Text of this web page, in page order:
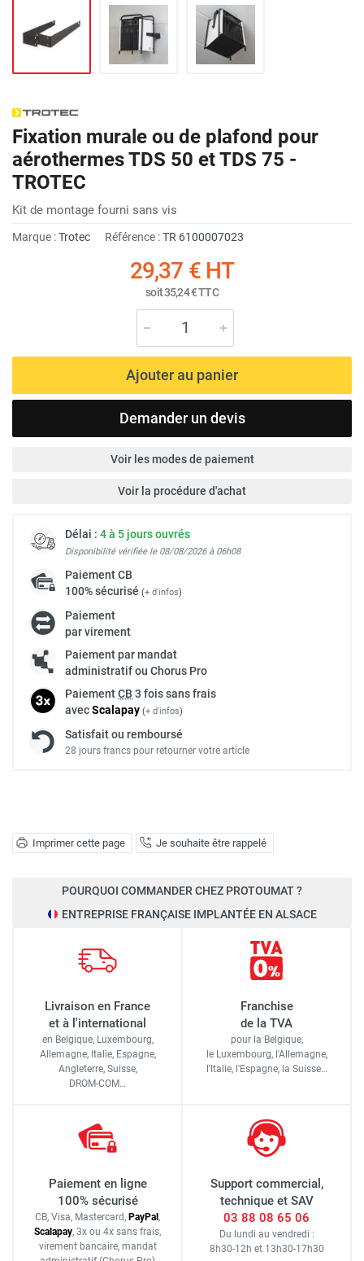
Imprimer cette page Je souhaite être rappelé
Fixation murale ou de plafond pour
aérothermes TDS 50 et TDS 75 -
TROTEC
Kit de montage fourni sans vis
Marque :Trotec Référence :TR 6100007023
29,37 €HT
soit35,24 €TTC
Ajouter au panier
Demander un devis
Voir les modes de paiement
Voir la procédure d'achat
Délai : 4 à 5 jours ouvrés
Disponibilité vérifiée le 08/08/2026 à 06h08
PaiementCB
100% sécurisé (+ d'infos)
Paiement
par virement
Paiement par mandat
administratif ou Chorus Pro
PaiementCB 3 fois sans frais
avecScalapay (+ d'infos)
Satisfait ou remboursé
28 jours francs pour retourner votre article
POURQUOI COMMANDER CHEZ PROTOUMAT ?
ENTREPRISE FRANÇAISE IMPLANTÉE EN ALSACE
Livraison en France
et à l'international
en Belgique, Luxembourg,
Allemagne, Italie, Espagne,
Angleterre, Suisse,
DROM-COM…
Franchise
de la TVA
pour la Belgique,
le Luxembourg, l'Allemagne,
l'Italie, l'Espagne, la Suisse…
Paiement en ligne
100% sécurisé
CB, Visa, Mastercard, PayPal,
Scalapay, 3x ou 4x sans frais,
virement bancaire, mandat
Support commercial,
technique et SAV
03 88 08 65 06
Du lundi au vendredi :
8h30-12h et 13h30-17h30